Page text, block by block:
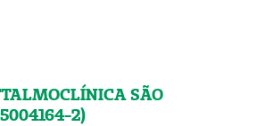
SÃO
2)